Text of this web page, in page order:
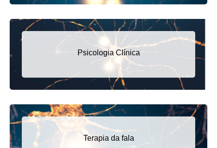
Psicologia Clínica
Terapia da fala